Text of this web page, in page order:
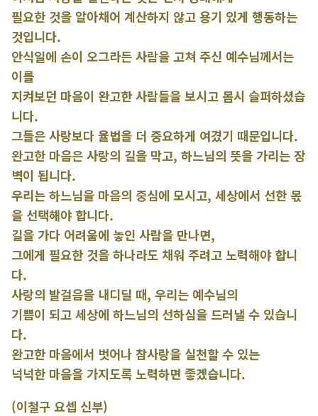
필요한 것을 알아채어 계산하지 않고 용기 있게 행동하는
것입니다.
안식일에 손이 오그라든 사람을 고쳐 주신 예수님께서는
이를
지켜보던 마음이 완고한 사람들을 보시고 몹시 슬퍼하셨습
니다.
그들은 사랑보다 율법을 더 중요하게 여겼기 때문입니다.
완고한 마음은 사랑의 길을 막고, 하느님의 뜻을 가리는 장
벽이 됩니다.
우리는 하느님을 마음의 중심에 모시고, 세상에서 선한 몫
을 선택해야 합니다.
길을 가다 어려움에 놓인 사람을 만나면,
그에게 필요한 것을 하나라도 채워 주려고 노력해야 합니
다.
사랑의 발걸음을 내디딜 때, 우리는 예수님의
기쁨이 되고 세상에 하느님의 선하심을 드러낼 수 있습니
다.
완고한 마음에서 벗어나 참사랑을 실천할 수 있는
넉넉한 마음을 가지도록 노력하면 좋겠습니다.
(이철구 요셉 신부)